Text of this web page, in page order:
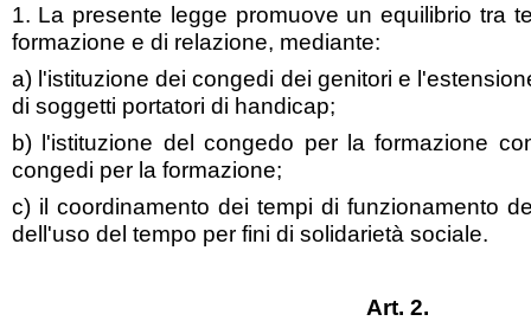
1. La presente legge promuove un equilibrio tra
formazione e di relazione, mediante:
a) l'istituzione dei congedi dei genitori e
di soggetti portatori di handicap;
b) l'istituzione del congedo per la formazione
congedi per la formazione;
c) il coordinamento dei tempi di funzionamento
dell'uso del tempo per fini di solidarietà sociale.
Art. 2.